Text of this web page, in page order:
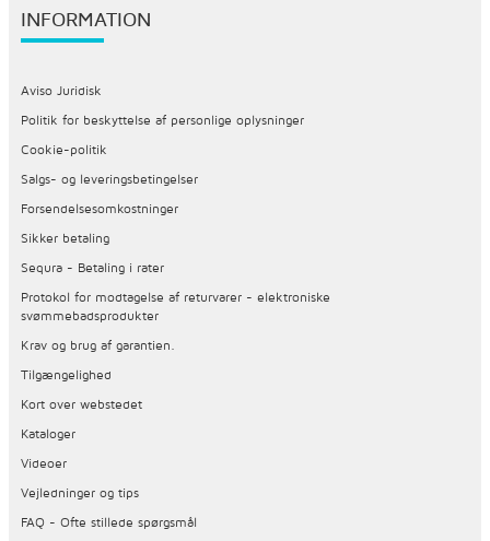
INFORMATION
Aviso Juridisk
Politik for beskyttelse af personlige oplysninger
Cookie-politik
Salgs- og leveringsbetingelser
Forsendelsesomkostninger
Sikker betaling
Sequra - Betaling i rater
Protokol for modtagelse af returvarer - elektroniske
svømmebadsprodukter
Krav og brug af garantien.
Tilgængelighed
Kort over webstedet
Kataloger
Videoer
Vejledninger og tips
FAQ - Ofte stillede spørgsmål